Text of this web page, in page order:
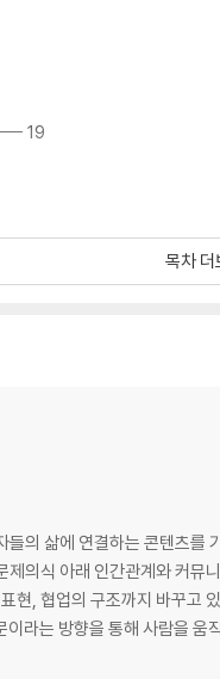
19
95
----- 114
123
133
목차 더
의 삶에 연결하는 콘텐츠
의식 아래 인간관계와 커
현, 협업의 구조까지 바꾸고
라는 방향을 통해 사람을 움